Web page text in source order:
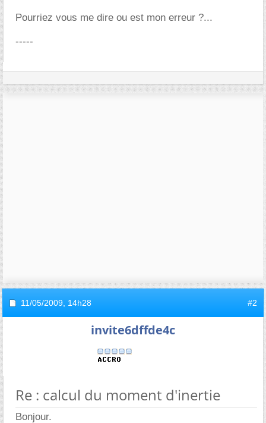
Pourriez vous me dire ou est mon erreur ?...
-----
11/05/2009, 14h28 #2
invite6dffde4c
Re : calcul du moment d'inertie
Bonjour.